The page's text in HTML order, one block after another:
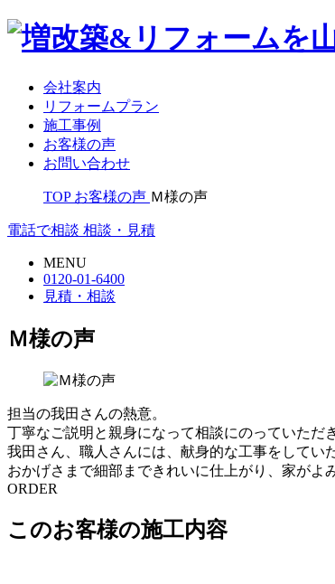
会社案内
リフォームプラン
施工事例
お客様の声
お問い合わせ
TOP お客様の声 Ｍ様の声
電話で相談 相談・見積
MENU
0120-01-6400
見積・相談
Ｍ様の声
担当の我田さんの熱意。
丁寧なご説明と親身になって相談にのっていただ
我田さん、職人さんには、献身的な工事をしてい
おかげさまで細部まできれいに仕上がり、家がよ
ORDER
このお客様の施工内容